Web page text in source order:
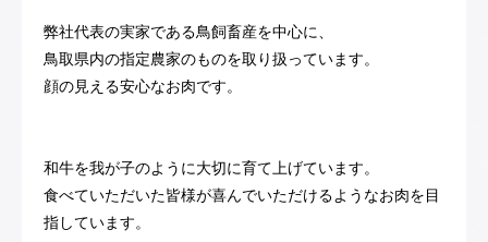
弊社代表の実家である鳥飼畜産を中心に、
鳥取県内の指定農家のものを取り扱っています。
顔の見える安心なお肉です。
和牛を我が子のように大切に育て上げています。
食べていただいた皆様が喜んでいただけるようなお肉を目
指しています。